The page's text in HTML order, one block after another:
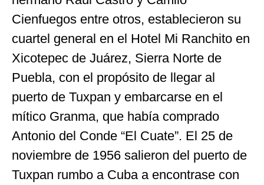
Cienfuegos entre otros, establecieron su
cuartel general en el Hotel Mi Ranchito en
Xicotepec de Juárez, Sierra Norte de
Puebla, con el propósito de llegar al
puerto de Tuxpan y embarcarse en el
mítico Granma, que había comprado
Antonio del Conde “El Cuate”. El 25 de
noviembre de 1956 salieron del puerto de
Tuxpan rumbo a Cuba a encontrase con